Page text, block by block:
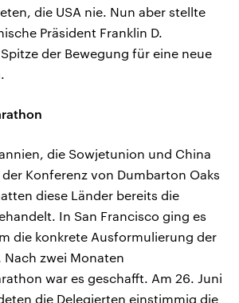
die USA nie. Nun aber stellte
Präsident Franklin D.
der Bewegung für eine neue
die Sowjetunion und China
Konferenz von Dumbarton Oaks
diese Länder bereits die
In San Francisco ging es
die konkrete Ausformulierung der
zwei Monaten
war es geschafft. Am 26. Juni
die Delegierten einstimmig die